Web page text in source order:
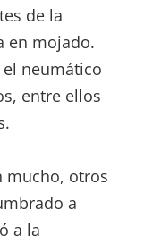
de la
en mojado.
neumático
entre ellos
mucho, otros
a
a la